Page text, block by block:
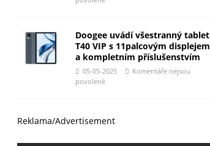
Doogee uvádí všestranný tablet
T40 VIP s 11palcovým displejem
a kompletním příslušenstvím
05-05-2025
Komentáře nejsou
povolené
Reklama/Advertisement